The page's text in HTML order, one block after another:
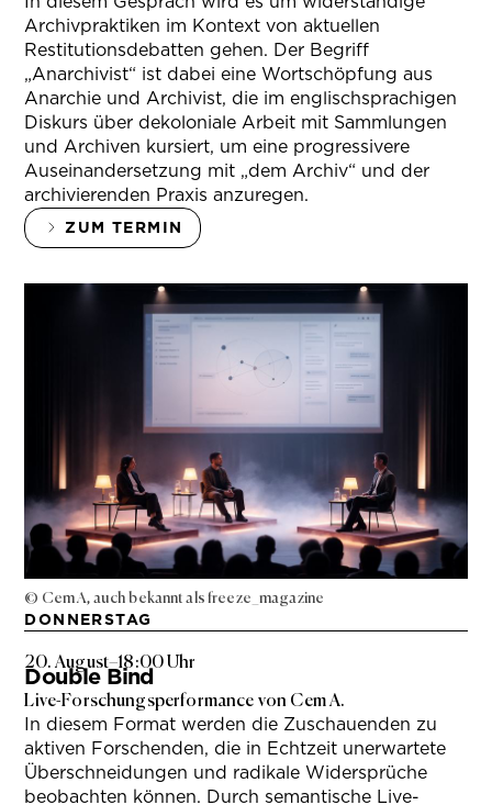
Archivpraktiken im Kontext von aktuellen
Restitutionsdebatten gehen. Der Begriff
„Anarchivist“ ist dabei eine Wortschöpfung aus
Anarchie und Archivist, die im englischsprachigen
Diskurs über dekoloniale Arbeit mit Sammlungen
und Archiven kursiert, um eine progressivere
Auseinandersetzung mit „dem Archiv“ und der
archivierenden Praxis anzuregen.
ZUM TERMIN
© Cem A, auch bekannt als freeze_magazine
DONNERSTAG
20. August–18:00 Uhr
Double Bind
Live-Forschungsperformance von Cem A.
In diesem Format werden die Zuschauenden zu
aktiven Forschenden, die in Echtzeit unerwartete
Überschneidungen und radikale Widersprüche
beobachten können. Durch semantische Live-